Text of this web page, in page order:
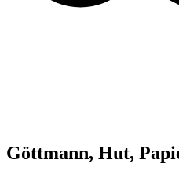
Göttmann, Hut,